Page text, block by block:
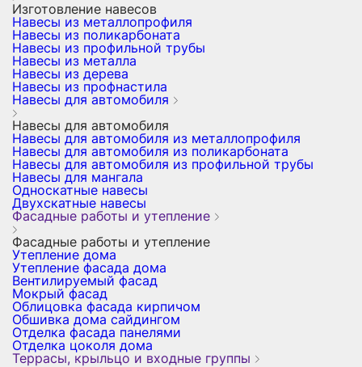
Изготовление навесов
Навесы из металлопрофиля
Навесы из поликарбоната
Навесы из профильной трубы
Навесы из металла
Навесы из дерева
Навесы из профнастила
Навесы для автомобиля
Навесы для автомобиля
Навесы для автомобиля из металлопрофиля
Навесы для автомобиля из поликарбоната
Навесы для автомобиля из профильной трубы
Навесы для мангала
Односкатные навесы
Двухскатные навесы
Фасадные работы и утепление
Фасадные работы и утепление
Утепление дома
Утепление фасада дома
Вентилируемый фасад
Мокрый фасад
Облицовка фасада кирпичом
Обшивка дома сайдингом
Отделка фасада панелями
Отделка цоколя дома
Террасы, крыльцо и входные группы